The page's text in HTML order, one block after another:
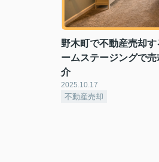
野木町で不動産売却
ームステージングで
介
2025.10.17
不動産売却